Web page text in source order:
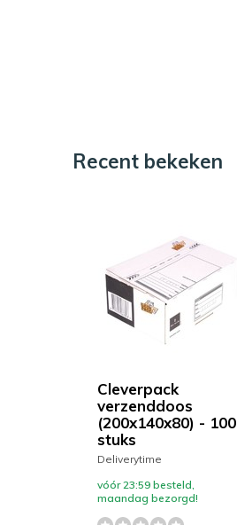
Recent bekeken
Cleverpack
verzenddoos
(200x140x80) - 100
stuks
Deliverytime
vóór 23:59 besteld,
maandag bezorgd!